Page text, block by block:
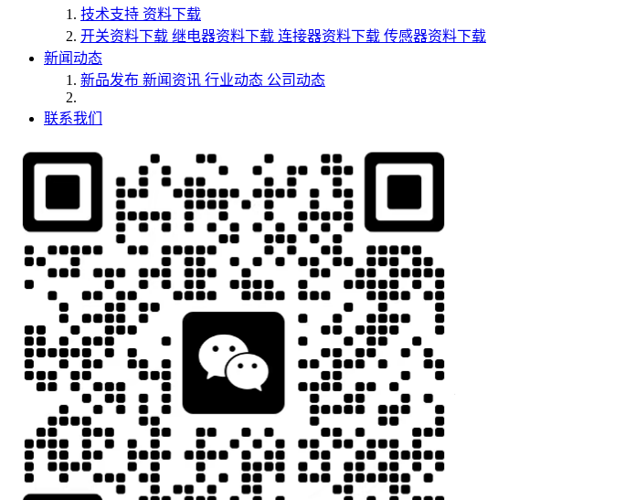
技术支持 资料下载
开关资料下载 继电器资料下载 连接器资料下载 传感器资料下载
新闻动态
新品发布 新闻资讯 行业动态 公司动态
联系我们